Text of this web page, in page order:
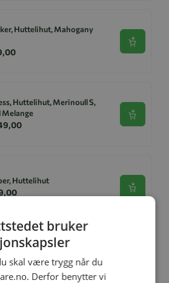
Huttelihut, Mahogany
Se
Huttelihut, Merinoull S,
Melange
Se
Huttelihut
Se
Huttelihut, Liberty, Capel
kr 473,00
bruker
skal være trygg når du
Derfor benytter vi